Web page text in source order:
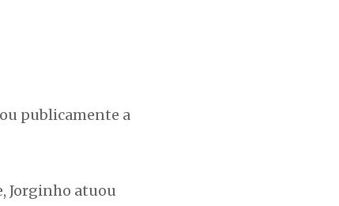
publicamente a
Jorginho atuou